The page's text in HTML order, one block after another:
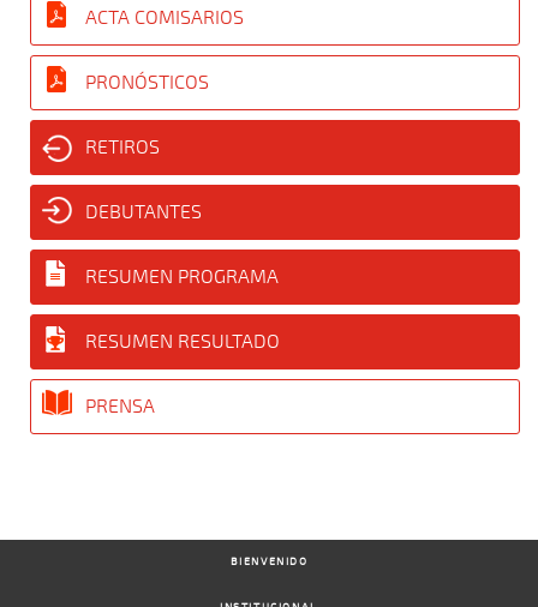
ACTA COMISARIOS
PRONÓSTICOS
RETIROS
DEBUTANTES
RESUMEN PROGRAMA
RESUMEN RESULTADO
PRENSA
BIENVENIDO